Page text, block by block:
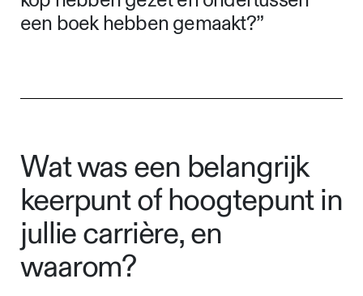
een boek hebben gemaakt?”
Wat was een belangrijk
keerpunt of hoogtepunt in
jullie carrière, en
waarom?